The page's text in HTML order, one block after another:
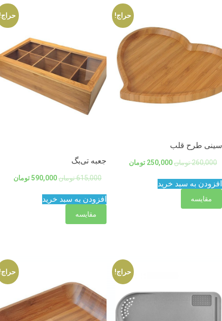
حراج!
طرح قلب
260,000تومان250,000تومان
به سبد خرید
مقایسه
حراج!
جعبه تی‌بگ
615,000تومان590,000تومان
افزودن به سبد خرید
مقایسه
حراج! حراج!